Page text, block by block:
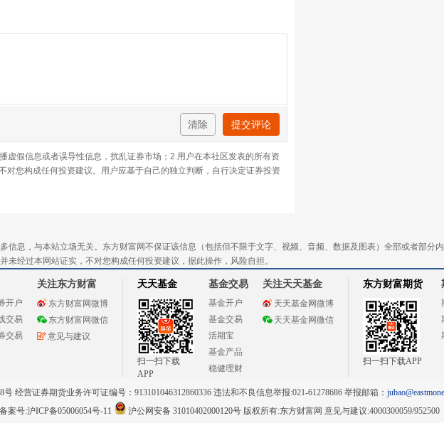
清除 提交评论
虚假信息或者误导性信息，扰乱证券市场；2.用户在本社区发表的所有资
对您构成任何投资建议。用户应基于自己的独立判断，自行决定证券投资
信息，与本站立场无关。东方财富网不保证该信息（包括但不限于文字、视频、音频、数据及图表）全部或者部分
未经过本网站证实，不对您构成任何投资建议，据此操作，风险自担。
开户
交易
交易
关注东方财富
东方财富网微博
东方财富网微信
意见与建议
天天基金
扫一扫下载
APP
基金交易
基金开户
基金交易
活期宝
基金产品
稳健理财
关注天天基金
天天基金网微博
天天基金网微信
东方财富期货
扫一扫下载APP
经营证券期货业务许可证编号：913101046312860336 违法和不良信息举报:021-61278686 举报邮箱：
案号:沪ICP备05006054号-11
沪公网安备 31010402000120号版权所有:东方财富网 意见与建议:4000300059/952500